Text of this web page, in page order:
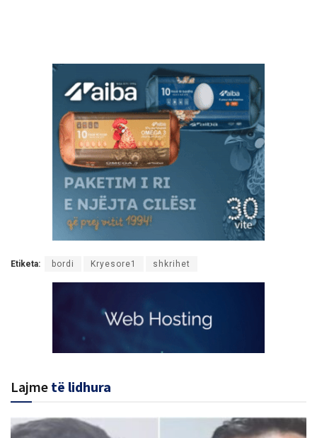
Etiketa: bordi Kryesore1 shkrihet
Lajme të lidhura